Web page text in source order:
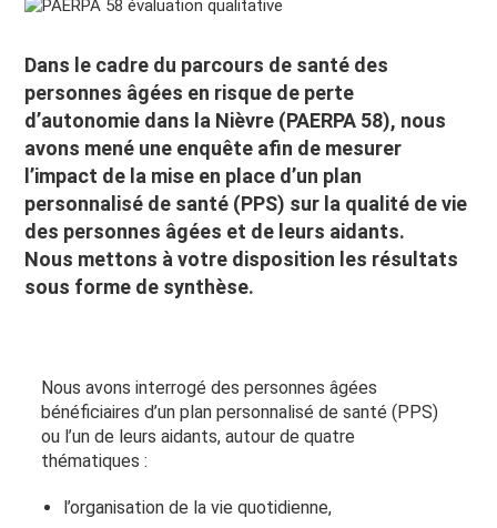
Dans le cadre du parcours de santé des
personnes âgées en risque de perte
d’autonomie dans la Nièvre (PAERPA 58), nous
avons mené une enquête afin de mesurer
l’impact de la mise en place d’un plan
personnalisé de santé (PPS) sur la qualité de vie
des personnes âgées et de leurs aidants.
Nous mettons à votre disposition les résultats
sous forme de synthèse.
Nous avons interrogé des personnes âgées
bénéficiaires d’un plan personnalisé de santé (PPS)
ou l’un de leurs aidants, autour de quatre
thématiques :
l’organisation de la vie quotidienne,